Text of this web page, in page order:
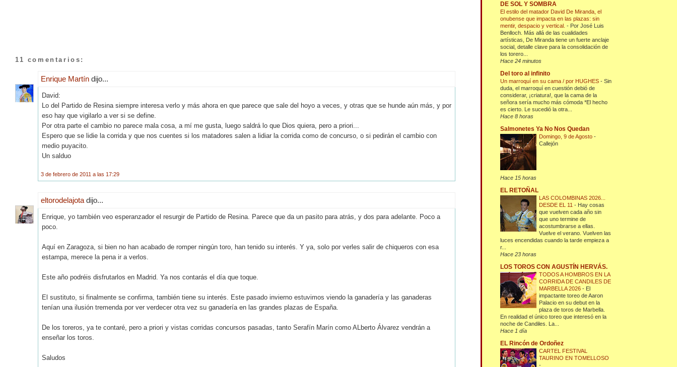
11 comentarios:
Enrique Martín dijo...
David:
Lo del Partido de Resina siempre interesa verlo y más ahora en que parece que sale del hoyo a veces, y otras que se hunde aún más, y por
eso hay que vigilarlo a ver si se define.
Por otra parte el cambio no parece mala cosa, a mí me gusta, luego saldrá lo que Dios quiera, pero a priori...
Espero que se lidie la corrida y que nos cuentes si los matadores salen a lidiar la corrida como de concurso, o si pedirán el cambio con
medio puyacito.
Un salduo
3 de febrero de 2011 a las 17:29
eltorodelajota dijo...
Enrique, yo también veo esperanzador el resurgir de Partido de Resina. Parece que da un pasito para atrás, y dos para adelante. Poco a
poco.
Aquí en Zaragoza, si bien no han acabado de romper ningún toro, han tenido su interés. Y ya, solo por verles salir de chiqueros con esa
estampa, merece la pena ir a verlos.
Este año podréis disfrutarlos en Madrid. Ya nos contarás el día que toque.
El sustituto, si finalmente se confirma, también tiene su interés. Este pasado invierno estuvimos viendo la ganadería y las ganaderas
tenían una ilusión tremenda por ver verdecer otra vez su ganadería en las grandes plazas de España.
De los toreros, ya te contaré, pero a priori y vistas corridas concursos pasadas, tanto Serafín Marín como ALberto Álvarez vendrán a
enseñar los toros.
Saludos
DE SOL Y SOMBRA
El estilo del matador David De Miranda, el
onubense que impacta en las plazas: sin
mentir, despacio y vertical.- Por José Luis
Benlloch. Más allá de las cualidades
artísticas, De Miranda tiene un fuerte anclaje
social, detalle clave para la consolidación de
los torero...
Hace 24 minutos
Del toro al infinito
Un marroquí en su cama / por HUGHES-Sin
duda, el marroquí en cuestión debió de
considerar, ¡criatura!, que la cama de la
señora sería mucho más cómoda *El hecho
es cierto. Le sucedió la otra...
Hace 8 horas
Salmonetes Ya No Nos Quedan
Domingo, 9 de Agosto-
Callejón
Hace 15 horas
EL RETOÑAL
LAS COLOMBINAS 2026...
DESDE EL 11- Hay cosas
que vuelven cada año sin
que uno termine de
acostumbrarse a ellas.
Vuelve el verano. Vuelven las
luces encendidas cuando la tarde empieza a
r...
Hace 23 horas
LOS TOROS CON AGUSTÍN HERVÁS.
TODOS A HOMBROS EN LA
CORRIDA DE CANDILES DE
MARBELLA 2026- El
impactante toreo de Aaron
Palacio en su debut en la
plaza de toros de Marbella.
En realidad el único toreo que interesó en la
noche de Candiles. La...
Hace 1 día
EL Rincón de Ordoñez
CARTEL FESTIVAL
TAURINO EN TOMELLOSO
-